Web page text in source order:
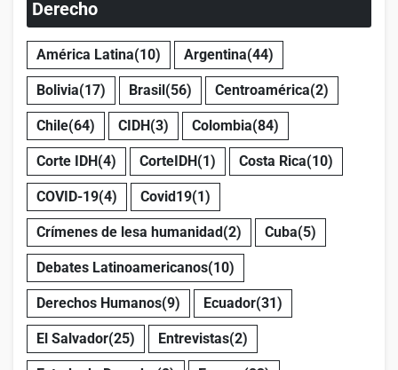
Derecho
América Latina(10) Argentina(44)
Bolivia(17) Brasil(56) Centroamérica(2)
Chile(64) CIDH(3) Colombia(84)
Corte IDH(4) CorteIDH(1) Costa Rica(10)
COVID-19(4) Covid19(1)
Crímenes de lesa humanidad(2) Cuba(5)
Debates Latinoamericanos(10)
Derechos Humanos(9) Ecuador(31)
El Salvador(25) Entrevistas(2)